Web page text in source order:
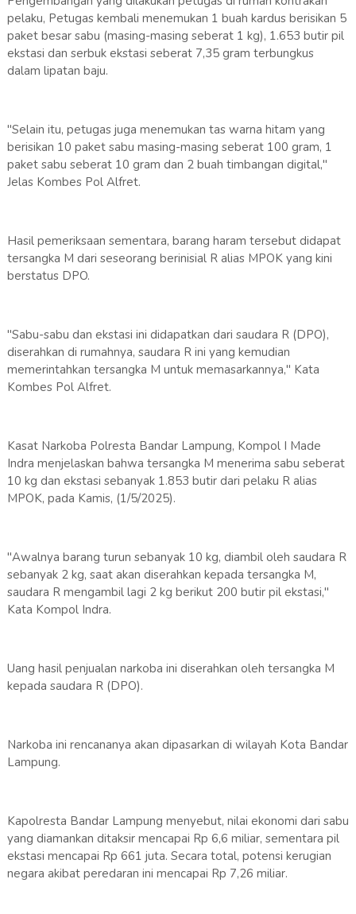
pelaku, Petugas kembali menemukan 1 buah kardus berisikan 5
paket besar sabu (masing-masing seberat 1 kg), 1.653 butir pil
ekstasi dan serbuk ekstasi seberat 7,35 gram terbungkus
dalam lipatan baju.
"Selain itu, petugas juga menemukan tas warna hitam yang
berisikan 10 paket sabu masing-masing seberat 100 gram, 1
paket sabu seberat 10 gram dan 2 buah timbangan digital,"
Jelas Kombes Pol Alfret.
Hasil pemeriksaan sementara, barang haram tersebut didapat
tersangka M dari seseorang berinisial R alias MPOK yang kini
berstatus DPO.
"Sabu-sabu dan ekstasi ini didapatkan dari saudara R (DPO),
diserahkan di rumahnya, saudara R ini yang kemudian
memerintahkan tersangka M untuk memasarkannya," Kata
Kombes Pol Alfret.
Kasat Narkoba Polresta Bandar Lampung, Kompol I Made
Indra menjelaskan bahwa tersangka M menerima sabu seberat
10 kg dan ekstasi sebanyak 1.853 butir dari pelaku R alias
MPOK, pada Kamis, (1/5/2025).
"Awalnya barang turun sebanyak 10 kg, diambil oleh saudara R
sebanyak 2 kg, saat akan diserahkan kepada tersangka M,
saudara R mengambil lagi 2 kg berikut 200 butir pil ekstasi,"
Kata Kompol Indra.
Uang hasil penjualan narkoba ini diserahkan oleh tersangka M
kepada saudara R (DPO).
Narkoba ini rencananya akan dipasarkan di wilayah Kota Bandar
Lampung.
Kapolresta Bandar Lampung menyebut, nilai ekonomi dari sabu
yang diamankan ditaksir mencapai Rp 6,6 miliar, sementara pil
ekstasi mencapai Rp 661 juta. Secara total, potensi kerugian
negara akibat peredaran ini mencapai Rp 7,26 miliar.